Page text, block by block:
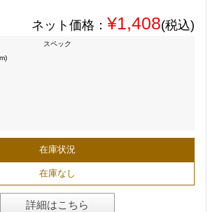
ネット価格： ¥1,408(税込)
スペック
在庫状況
在庫なし
詳細はこちら